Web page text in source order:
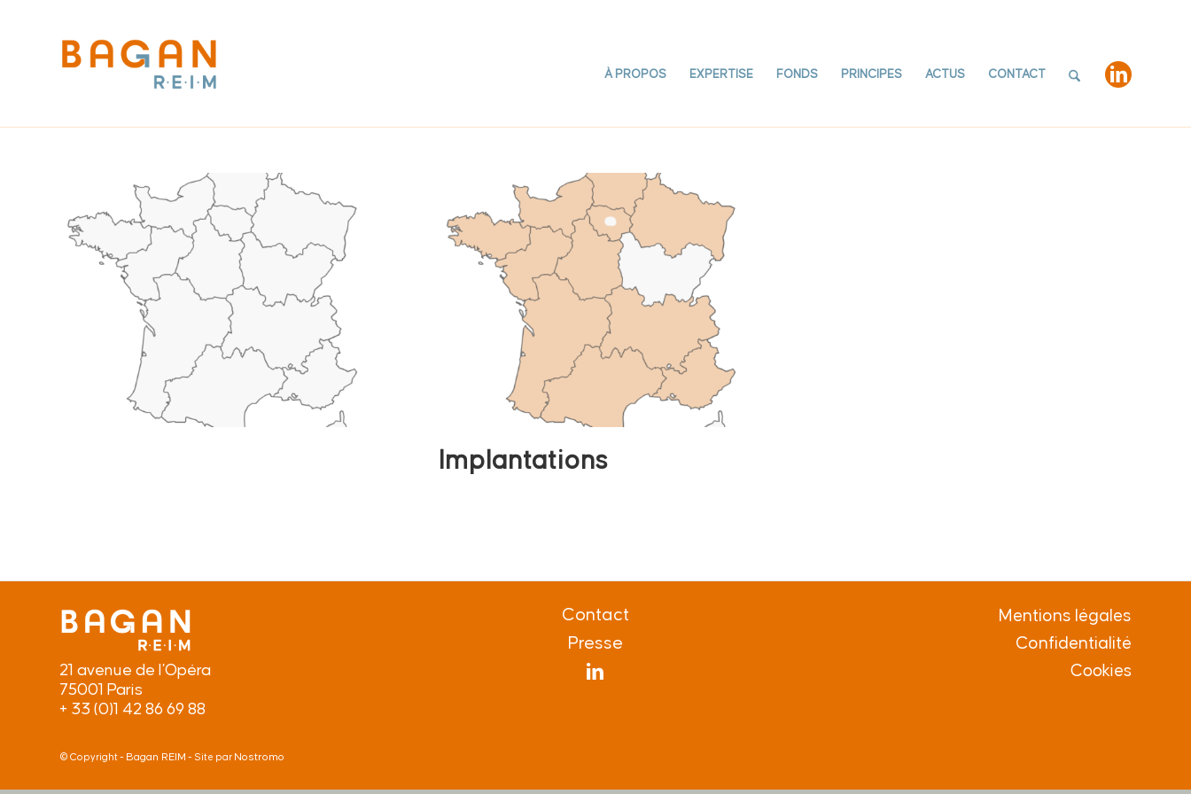
À PROPOS EXPERTISE FONDS PRINCIPES ACTUS CONTACT
Implantations
21 avenue de l’Opéra
75001 Paris
+ 33 (0)1 42 86 69 88
Contact
Presse
Mentions légales
Confidentialité
Cookies
© Copyright - Bagan REIM - Site par Nostromo